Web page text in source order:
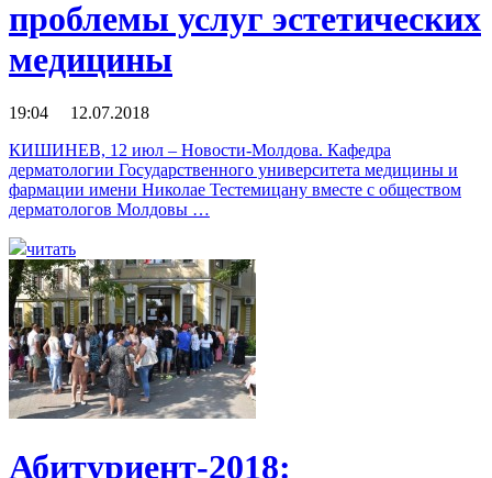
проблемы услуг эстетических
медицины
19:04 12.07.2018
КИШИНЕВ, 12 июл – Новости-Молдова. Кафедра
дерматологии Государственного университета медицины и
фармации имени Николае Тестемицану вместе с обществом
дерматологов Молдовы …
читать
Абитуриент-2018: